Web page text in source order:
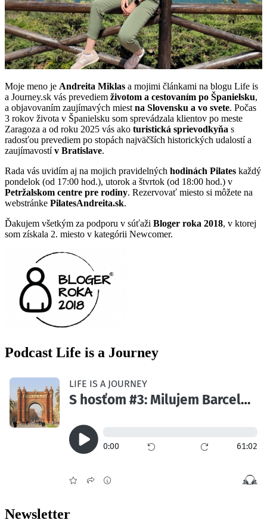
Moje meno je Andreita Miklas a mojimi článkami na blogu Life is
a Journey.sk vás prevediem životom a cestovaním po Španielsku,
a objavovaním zaujímavých miestna Slovensku a vo svete. Počas
3 rokov života v Španielsku som sprevádzala klientov po meste
Zaragoza a od roku 2025 vás ako turistická sprievodkyňa s
radosťou prevediem po stopách najväčších historických udalostí a
zaujímavostív Bratislave.
Rada vás uvidím aj na mojich pravidelných hodinách Pilates každý
pondelok (od 17:00 hod.), utorok a štvrtok (od 18:00 hod.) v
Petržalskom centre pre rodiny. Rezervovať miesto si môžete na
webstránke PilatesAndreita.sk.
Ďakujem všetkým za podporu v súťaži Bloger roka 2018, v ktorej
som získala 2. miesto v kategórii Newcomer.
Podcast Life is a Journey
Newsletter